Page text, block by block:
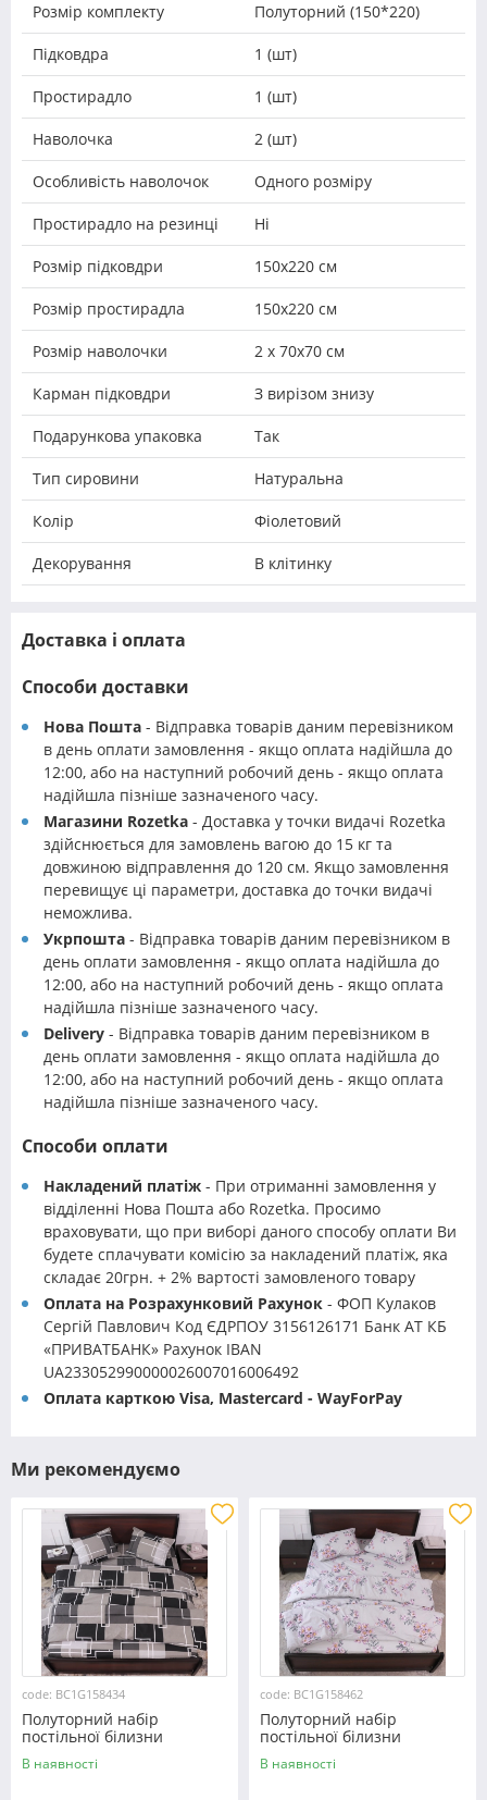
Розмір комплекту Полуторний (150*220)
Підковдра 1 (шт)
Простирадло 1 (шт)
Наволочка 2 (шт)
Особливість наволочок Одного розміру
Простирадло на резинці Ні
Розмір підковдри 150х220 см
Розмір простирадла 150х220 см
Розмір наволочки 2 х 70х70 см
Карман підковдри З вирізом знизу
Подарункова упаковка Так
Тип сировини Натуральна
Колір Фіолетовий
Декорування В клітинку
Доставка і оплата
Способи доставки
Нова Пошта - Відправка товарів даним перевізником
в день оплати замовлення - якщо оплата надійшла до
12:00, або на наступний робочий день - якщо оплата
надійшла пізніше зазначеного часу.
Магазини Rozetka - Доставка у точки видачі Rozetka
здійснюється для замовлень вагою до 15 кг та
довжиною відправлення до 120 см. Якщо замовлення
перевищує ці параметри, доставка до точки видачі
неможлива.
Укрпошта - Відправка товарів даним перевізником в
день оплати замовлення - якщо оплата надійшла до
12:00, або на наступний робочий день - якщо оплата
надійшла пізніше зазначеного часу.
Delivery - Відправка товарів даним перевізником в
день оплати замовлення - якщо оплата надійшла до
12:00, або на наступний робочий день - якщо оплата
надійшла пізніше зазначеного часу.
Способи оплати
Накладений платіж - При отриманні замовлення у
відділенні Нова Пошта або Rozetka. Просимо
враховувати, що при виборі даного способу оплати Ви
будете сплачувати комісію за накладений платіж, яка
складає 20грн. + 2% вартості замовленого товару
Оплата на Розрахунковий Рахунок - ФОП Кулаков
Сергій Павлович Код ЄДРПОУ 3156126171 Банк АТ КБ
«ПРИВАТБАНК» Рахунок IBAN
UA233052990000026007016006492
Оплата карткою Visa, Mastercard - WayForPay
Ми рекомендуємо
code: BC1G158434
Полуторний набір
постільної білизни
150*220 із Бязі "Gold"
№158434 Черешенка™
В наявності
code: BC1G158462
Полуторний набір
постільної білизни
150*220 із Бязі "Gold"
№158462 Черешенька™
В наявності